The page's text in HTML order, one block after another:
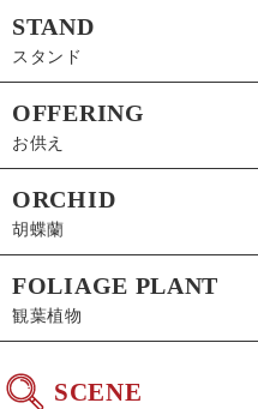
STAND
スタンド
OFFERING
お供え
ORCHID
胡蝶蘭
FOLIAGE PLANT
観葉植物
SCENE